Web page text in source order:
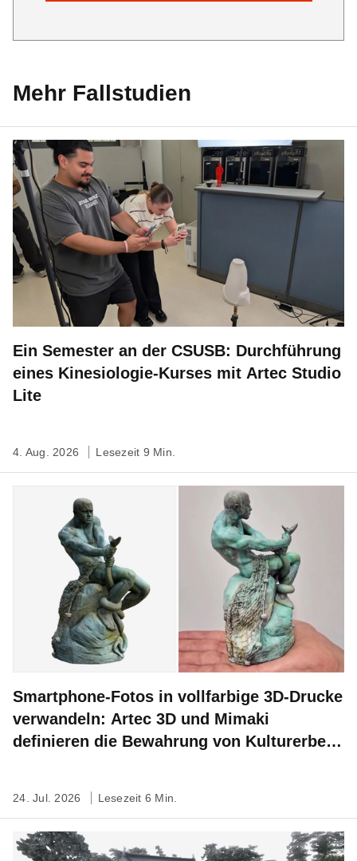
Mehr Fallstudien
Ein Semester an der CSUSB: Durchführung
eines Kinesiologie-Kurses mit Artec Studio
Lite
4. Aug. 2026 Lesezeit 9 Min.
Smartphone-Fotos in vollfarbige 3D-Drucke
verwandeln: Artec 3D und Mimaki
definieren die Bewahrung von Kulturerbe
24. Jul. 2026 Lesezeit 6 Min.